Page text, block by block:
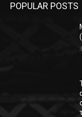
POPULAR POSTS